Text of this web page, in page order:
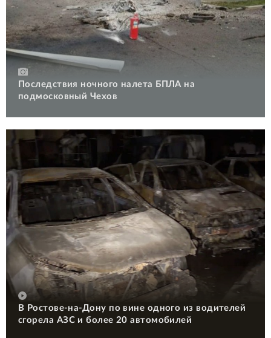
Последствия ночного налета БПЛА на
подмосковный Чехов
В Ростове-на-Дону по вине одного из водителей
сгорела АЗС и более 20 автомобилей